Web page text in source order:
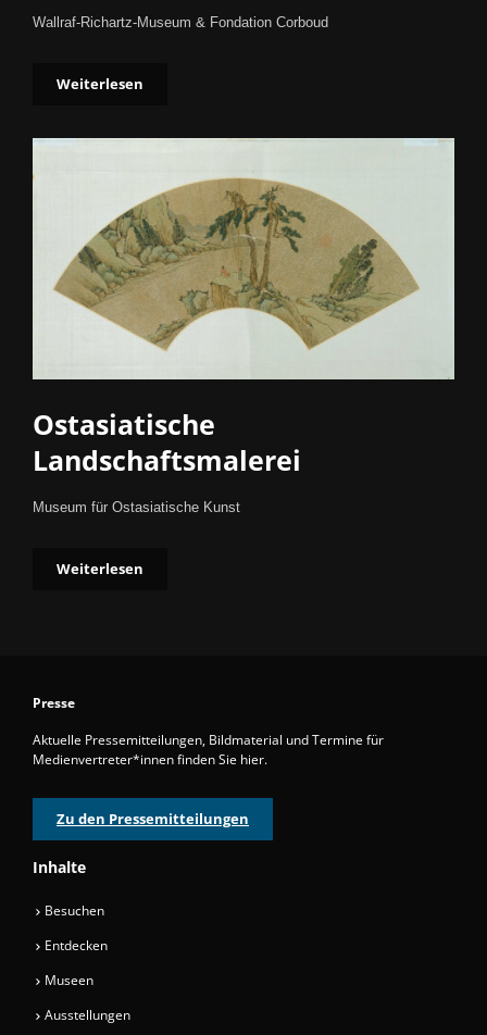
Wallraf-Richartz-Museum & Fondation Corboud
Weiterlesen
Ostasiatische
Landschaftsmalerei
Museum für Ostasiatische Kunst
Weiterlesen
Presse
Aktuelle Pressemitteilungen, Bildmaterial und Termine für
Medienvertreter*innen finden Sie hier.
Zu den Pressemitteilungen
Inhalte
Besuchen
Entdecken
Museen
Ausstellungen